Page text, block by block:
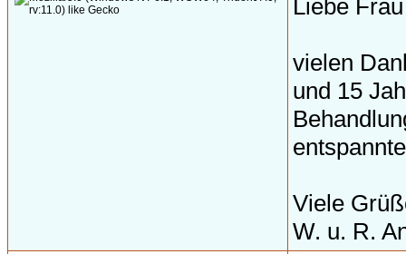
Liebe
vielen
und 15
Viele
W. u. R.